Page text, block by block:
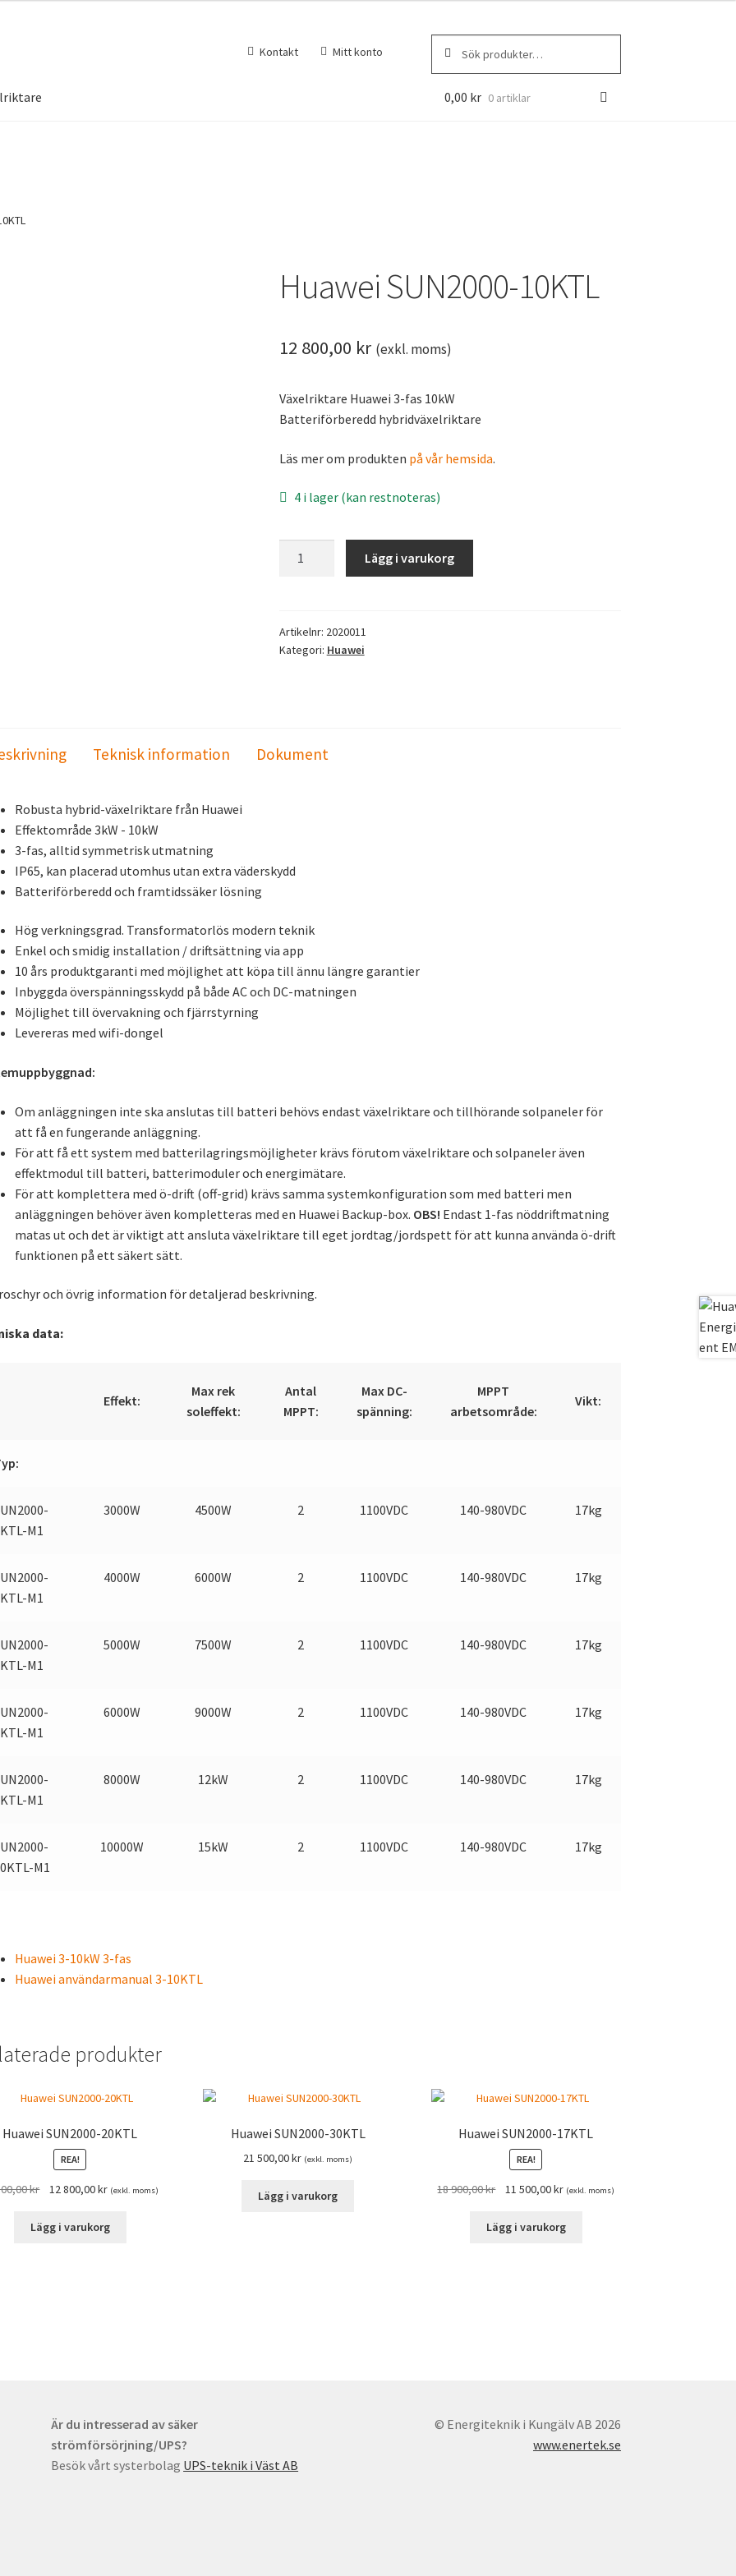
Kontakt Mitt konto
efter:
0,00 kr 0 artiklar
Huawei SUN2000-10KTL
12 800,00 kr (exkl. moms)
Växelriktare Huawei 3-fas 10kW
Batteriförberedd hybridväxelriktare
Läs mer om produkten på vår hemsida.
4 i lager (kan restnoteras)
Lägg i varukorg
Artikelnr: 2020011
Kategori: Huawei
Teknisk information Dokument
Robusta hybrid-växelriktare från Huawei
Effektområde 3kW - 10kW
3-fas, alltid symmetrisk utmatning
IP65, kan placerad utomhus utan extra väderskydd
Batteriförberedd och framtidssäker lösning
Hög verkningsgrad. Transformatorlös modern teknik
Enkel och smidig installation / driftsättning via app
10 års produktgaranti med möjlighet att köpa till ännu längre garantier
Inbyggda överspänningsskydd på både AC och DC-matningen
Möjlighet till övervakning och fjärrstyrning
Levereras med wifi-dongel
Om anläggningen inte ska anslutas till batteri behövs endast växelriktare och tillhörande solpaneler för
att få en fungerande anläggning.
För att få ett system med batterilagringsmöjligheter krävs förutom växelriktare och solpaneler även
effektmodul till batteri, batterimoduler och energimätare.
För att komplettera med ö-drift (off-grid) krävs samma systemkonfiguration som med batteri men
anläggningen behöver även kompletteras med en Huawei Backup-box. OBS! Endast 1-fas nöddriftmatning
matas ut och det är viktigt att ansluta växelriktare till eget jordtag/jordspett för att kunna använda ö-drift
funktionen på ett säkert sätt.
och övrig information för detaljerad beskrivning.
data:
Effekt:
Max rek
soleffekt:
Antal
MPPT:
Max DC-
spänning:
MPPT
arbetsområde:
Vikt:
M1
3000W 4500W 2 1100VDC 140-980VDC 17kg
M1
4000W 6000W 2 1100VDC 140-980VDC 17kg
M1
5000W 7500W 2 1100VDC 140-980VDC 17kg
M1
6000W 9000W 2 1100VDC 140-980VDC 17kg
M1
8000W 12kW 2 1100VDC 140-980VDC 17kg
M1
10000W 15kW 2 1100VDC 140-980VDC 17kg
Huawei 3-10kW 3-fas
Huawei användarmanual 3-10KTL
produkter
Huawei SUN2000-20KTL
REA!
kr
Det
priset
12 800,00krDet
priset
(exkl. moms)
Lägg i varukorg
Huawei SUN2000-30KTL
21 500,00kr (exkl. moms)
Lägg i varukorg
Huawei SUN2000-17KTL
REA!
18 900,00kr
Det
priset
11 500,00krDet
priset
(exkl. moms)
Lägg i varukorg
Är du intresserad av säker
strömförsörjning/UPS?
Besök vårt systerbolag UPS-teknik i Väst AB
© Energiteknik i Kungälv AB 2026
www.enertek.se